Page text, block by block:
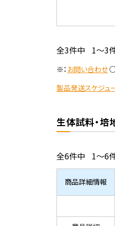
全3件中 1～3
※： お問い合わせ○
製品発送スケジュ
生体試料・培
全6件中 1～6
商品詳細情報